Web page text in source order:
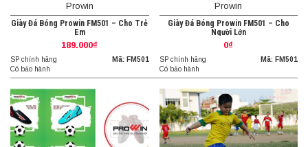
Prowin
Giày Đá Bóng Prowin FM501 – Cho Trẻ
Em
189.000₫
SP chính hãng
Có bảo hành
Mã: FM501
Prowin
Giày Đá Bóng Prowin FM501 – Cho
Người Lớn
0₫
SP chính hãng
Có bảo hành
Mã: FM501